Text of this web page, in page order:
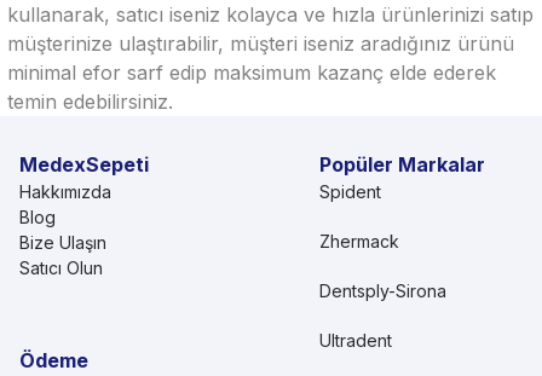
kullanarak, satıcı iseniz kolayca ve hızla ürünlerinizi satıp
müşterinize ulaştırabilir, müşteri iseniz aradığınız ürünü
minimal efor sarf edip maksimum kazanç elde ederek
temin edebilirsiniz.
MedexSepeti
Hakkımızda
Blog
Bize Ulaşın
Satıcı Olun
Ödeme
Popüler Markalar
Spident
Zhermack
Dentsply-Sirona
Ultradent